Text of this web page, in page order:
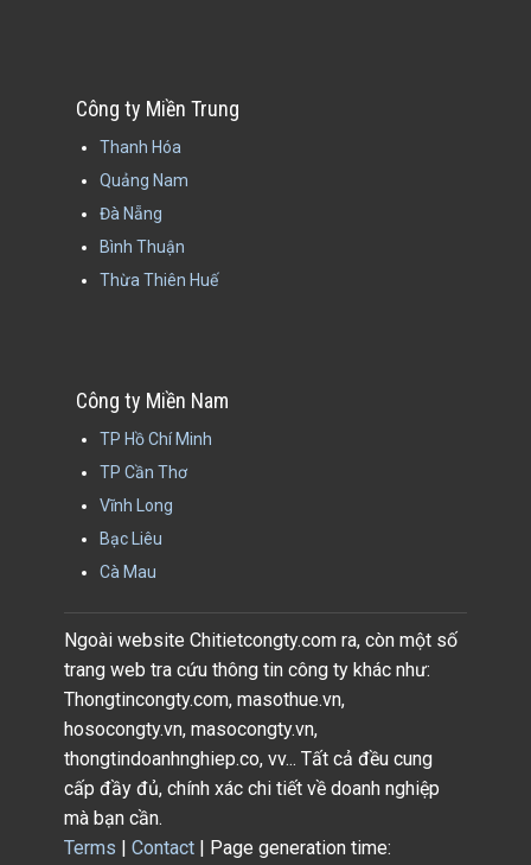
Công ty Miền Trung
Thanh Hóa
Quảng Nam
Đà Nẵng
Bình Thuận
Thừa Thiên Huế
Công ty Miền Nam
TP Hồ Chí Minh
TP Cần Thơ
Vĩnh Long
Bạc Liêu
Cà Mau
Ngoài website Chitietcongty.com ra, còn một số
trang web tra cứu thông tin công ty khác như:
Thongtincongty.com, masothue.vn,
hosocongty.vn, masocongty.vn,
thongtindoanhnghiep.co, vv... Tất cả đều cung
cấp đầy đủ, chính xác chi tiết về doanh nghiệp
mà bạn cần.
Terms | Contact | Page generation time: